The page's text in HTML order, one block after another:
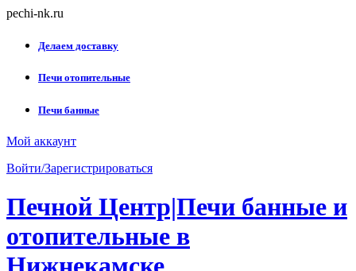
Skip
content
pechi-nk.ru
Делаем доставку
Печи отопительные
Печи банные
Мой аккаунт
Войти/Зарегистрироваться
Печной Центр|Печи банные и
отопительные в